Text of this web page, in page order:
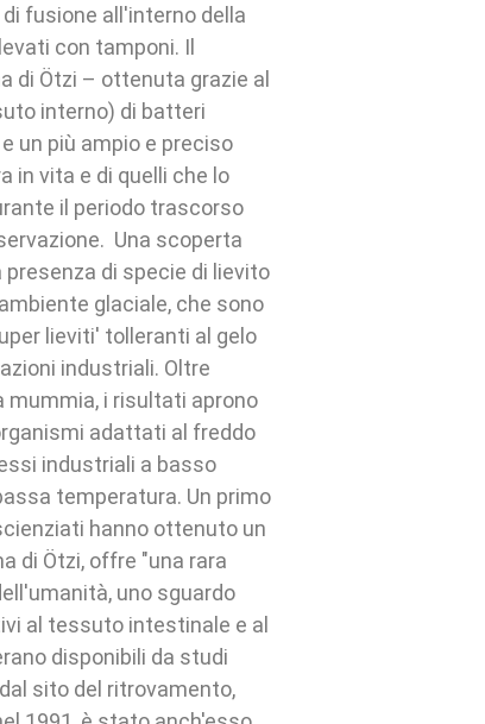
fusione all'interno della
con tamponi. Il
di Ötzi – ottenuta grazie al
interno) di batteri
un più ampio e preciso
in vita e di quelli che lo
il periodo trascorso
Una scoperta
di specie di lievito
glaciale, che sono
lieviti' tolleranti al gelo
industriali. Oltre
mummia, i risultati aprono
adattati al freddo
industriali a basso
temperatura. Un primo
hanno ottenuto un
di Ötzi, offre "una rara
uno sguardo
al tessuto intestinale e al
disponibili da studi
sito del ritrovamento,